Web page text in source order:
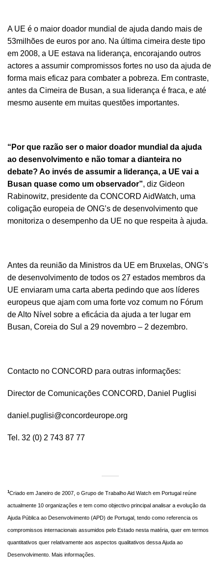
A UE é o maior doador mundial de ajuda dando mais de
53milhões de euros por ano. Na última cimeira deste tipo
em 2008, a UE estava na liderança, encorajando outros
actores a assumir compromissos fortes no uso da ajuda de
forma mais eficaz para combater a pobreza. Em contraste,
antes da Cimeira de Busan, a sua liderança é fraca, e até
mesmo ausente em muitas questões importantes.
“Por que razão ser o maior doador mundial da ajuda
ao desenvolvimento e não tomar a dianteira no
debate? Ao invés de assumir a liderança, a UE vai a
Busan quase como um observador”, diz Gideon
Rabinowitz, presidente da CONCORD AidWatch, uma
coligação europeia de ONG’s de desenvolvimento que
monitoriza o desempenho da UE no que respeita à ajuda.
Antes da reunião da Ministros da UE em Bruxelas, ONG’s
de desenvolvimento de todos os 27 estados membros da
UE enviaram uma carta aberta pedindo que aos líderes
europeus que ajam com uma forte voz comum no Fórum
de Alto Nível sobre a eficácia da ajuda a ter lugar em
Busan, Coreia do Sul a 29 novembro – 2 dezembro.
Contacto no CONCORD para outras informações:
Director de Comunicações CONCORD, Daniel Puglisi
daniel.puglisi@concordeurope.org
Tel. 32 (0) 2 743 87 77
1Criado em Janeiro de 2007, o Grupo de Trabalho Aid Watch em Portugal reúne
actualmente 10 organizações e tem como objectivo principal analisar a evolução da
Ajuda Pública ao Desenvolvimento (APD) de Portugal, tendo como referencia os
compromissos internacionais assumidos pelo Estado nesta matéria, quer em termos
quantitativos quer relativamente aos aspectos qualitativos dessa Ajuda ao
Desenvolvimento. Mais informações